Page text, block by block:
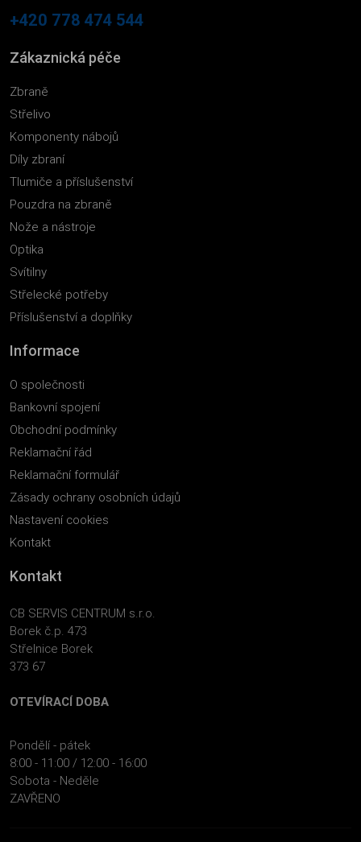
+420 778 474 544
Zákaznická péče
Zbraně
Střelivo
Komponenty nábojů
Díly zbraní
Tlumiče a příslušenství
Pouzdra na zbraně
Nože a nástroje
Optika
Svítilny
Střelecké potřeby
Příslušenství a doplňky
Informace
O společnosti
Bankovní spojení
Obchodní podmínky
Reklamační řád
Reklamační formulář
Zásady ochrany osobních údajů
Nastavení cookies
Kontakt
Kontakt
CB SERVIS CENTRUM s.r.o.
Borek č.p. 473
Střelnice Borek
373 67
OTEVÍRACÍ DOBA
Pondělí - pátek
8:00 - 11:00 / 12:00 - 16:00
Sobota - Neděle
ZAVŘENO